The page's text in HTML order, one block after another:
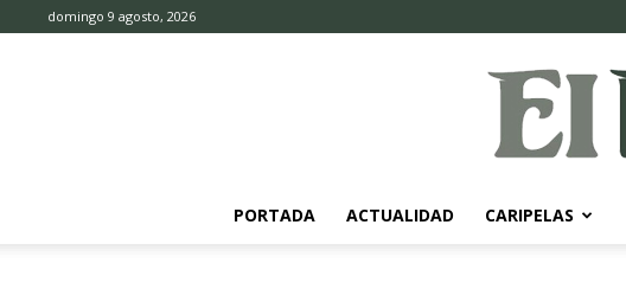
domingo 9 agosto, 2026
PORTADA ACTUALIDAD CARIPELAS